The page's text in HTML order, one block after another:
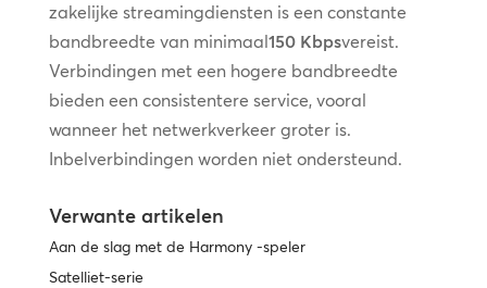
zakelijke streamingdiensten is een constante
bandbreedte van minimaal150 Kbpsvereist.
Verbindingen met een hogere bandbreedte
bieden een consistentere service, vooral
wanneer het netwerkverkeer groter is.
Inbelverbindingen worden niet ondersteund.
Verwante artikelen
Aan de slag met de Harmony -speler
Satelliet-serie